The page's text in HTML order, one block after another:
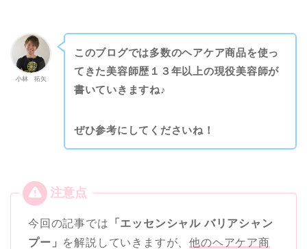
小林 拓矢
このブログでは多数のヘアケア商品を使っ
てきた美容師歴１３年以上の現役美容師が
書いていきますね♪
ぜひ参考にしてくださいね！
今回の記事では 「エッセンシャル バリアシャン
プー」 を解説していきますが、他のヘアケア商